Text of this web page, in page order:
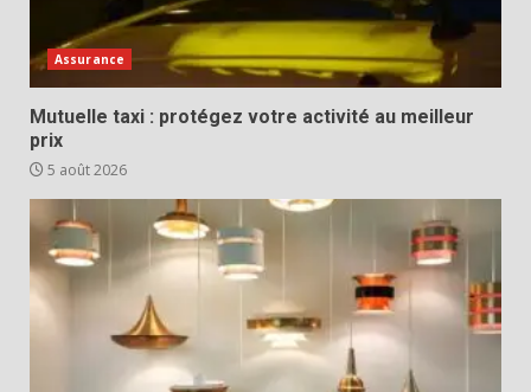
Assurance
Mutuelle taxi : protégez votre activité au meilleur
prix
5 août 2026